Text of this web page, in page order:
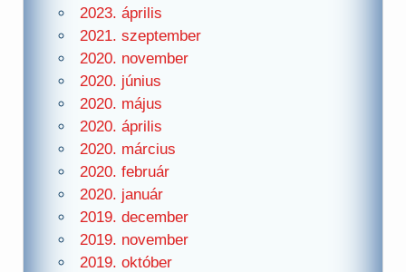
2023. április
2021. szeptember
2020. november
2020. június
2020. május
2020. április
2020. március
2020. február
2020. január
2019. december
2019. november
2019. október